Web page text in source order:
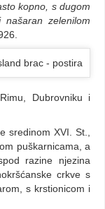
kopno, s dugom
zelenilom
Dubrovniku i
sredinom XVI. St.,
puškarnicama, a
razine njezina
crkve s
s krstionicom i